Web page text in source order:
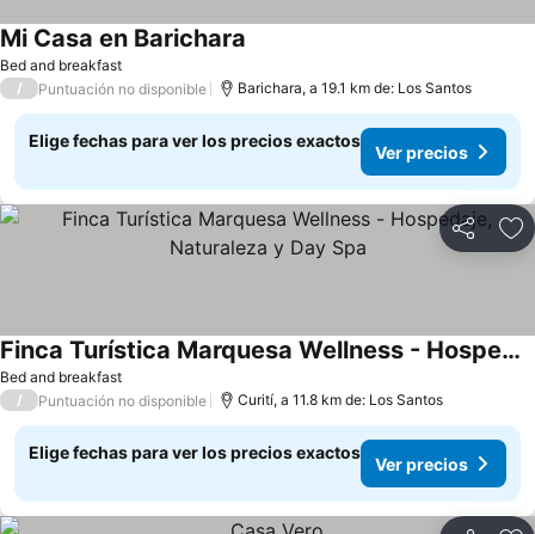
Bed and breakfast
Mi Casa en Barichara
/ Puntuación no disponible Barichara, a 19.1 km de: Los Santos
Elige fechas para ver los precios exactos
Ver precios
Compartir
Bed and breakfast
Finca Turística Marquesa Wellness - Hospedaje, Naturaleza y Day Spa
/ Puntuación no disponible Curití, a 11.8 km de: Los Santos
Elige fechas para ver los precios exactos
Ver precios